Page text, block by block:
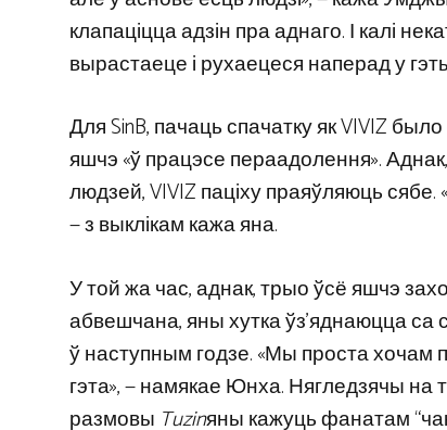
клапаціцца адзін пра аднаго. І калі
вырастаеце і рухаецеся наперад у
Для SinB, пачаць спачатку як VIVIZ
яшчэ «ў працэсе пераадолення».
людзей, VIVIZ паціху праяўляюць сябе.
— з выклікам кажа яна.
У той жа час, аднак, трыо ўсё яшчэ
абвешчана, яны хутка ўз’яднаюцца са
ў наступным годзе. «Мы проста хочам
гэта», — намякае Юнха. Нягледзячы на
размовы Tuzinяны кажуць фанатам